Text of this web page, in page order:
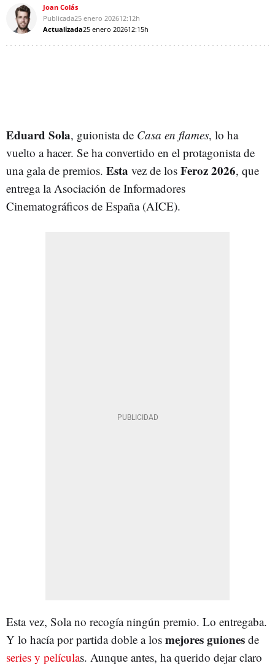
Joan Colás
Publicada25 enero 202612:12h
Actualizada25 enero 202612:15h
Eduard Sola, guionista de Casa en flames, lo ha
vuelto a hacer. Se ha convertido en el protagonista de
una gala de premios. Esta vez de los Feroz 2026, que
entrega la Asociación de Informadores
Cinematográficos de España (AICE).
Esta vez, Sola no recogía ningún premio. Lo entregaba.
Y lo hacía por partida doble a los mejores guiones de
series y películas. Aunque antes, ha querido dejar claro